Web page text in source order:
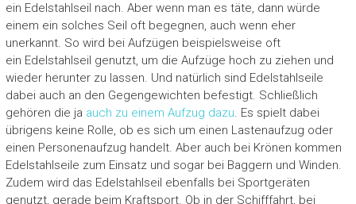
ein Edelstahlseil nach. Aber wenn man es täte, dann würde
einem ein solches Seil oft begegnen, auch wenn eher
unerkannt. So wird bei Aufzügen beispielsweise oft
ein Edelstahlseil genutzt, um die Aufzüge hoch zu ziehen und
wieder herunter zu lassen. Und natürlich sind Edelstahlseile
dabei auch an den Gegengewichten befestigt. Schließlich
gehören die ja auch zu einem Aufzug dazu. Es spielt dabei
übrigens keine Rolle, ob es sich um einen Lastenaufzug oder
einen Personenaufzug handelt. Aber auch bei Krönen kommen
Edelstahlseile zum Einsatz und sogar bei Baggern und Winden.
Zudem wird das Edelstahlseil ebenfalls bei Sportgeräten
genutzt, gerade beim Kraftsport. Ob in der Schifffahrt, bei